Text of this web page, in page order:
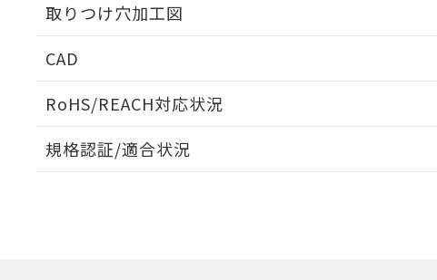
取りつけ穴加工図
CAD
RoHS/REACH対応状況
EU RoHS 注意事項・凡例
規格認証/適合状況